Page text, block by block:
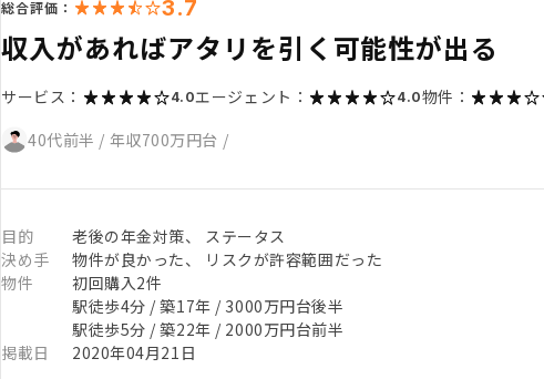
総合評価： 3.7
収入があればアタリを引く可能性が出る
サービス： 4.0エージェント： 4.0物件：
40代前半 / 年収700万円台 /
目的
老後の年金対策、 ステータス
決め手
物件が良かった、 リスクが許容範囲だった
物件
初回購入2件
駅徒歩4分 / 築17年 / 3000万円台後半
駅徒歩5分 / 築22年 / 2000万円台前半
掲載日
2020年04月21日